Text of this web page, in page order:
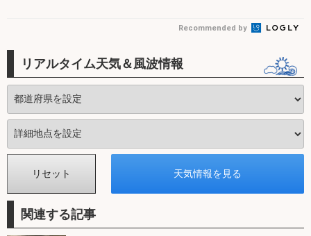
Recommended by
リアルタイム天気＆風波情報
関連する記事